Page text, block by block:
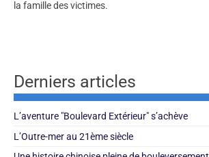
la famille des victimes.
Derniers articles
L’aventure "Boulevard Extérieur" s’achève
L’Outre-mer au 21ème siècle